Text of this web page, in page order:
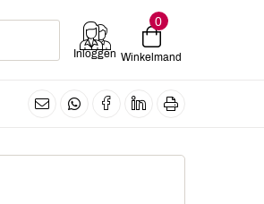
Inloggen
0
Winkelmand